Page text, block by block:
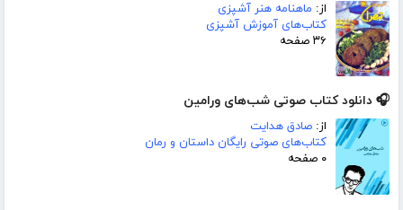
از: ماهنامه هنر آشپزی
کتاب‌های آموزش آشپزی
۳۶ صفحه
🎧 دانلود کتاب صوتی شب‌های ورامین
از: صادق هدایت
کتاب‌های صوتی رایگان داستان و رمان
۰ صفحه